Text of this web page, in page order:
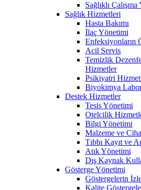
Sağlıklı Çalışma
Sağlık Hizmetleri
Hasta Bakımı
İlaç Yönetimi
Enfeksiyonların
Acil Servis
Temizlik
Hizmetler
Psikiyatri
Biyokimya
Destek Hizmetler
Tesis Yönetimi
Otelcilik
Bilgi Yönetimi
Malzeme ve
Tıbbı Kayıt ve
Atık Yönetimi
Dış Kaynak
Gösterge Yönetimi
Göstergelerin
Kalite